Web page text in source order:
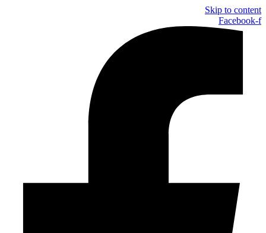
Skip to content
Facebook-f